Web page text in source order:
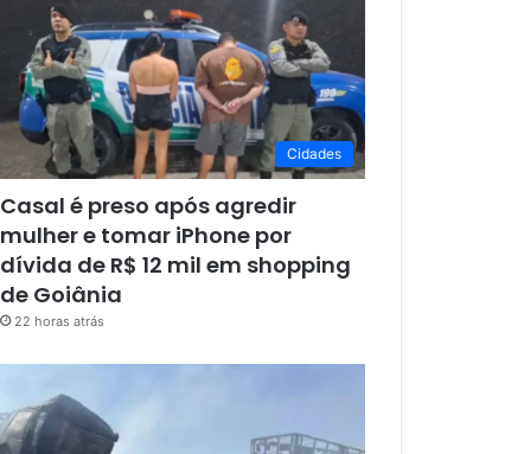
Cidades
Casal é preso após agredir
mulher e tomar iPhone por
dívida de R$ 12 mil em shopping
de Goiânia
22 horas atrás